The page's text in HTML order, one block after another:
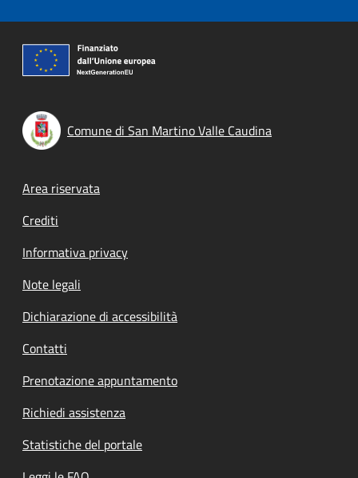
Comune di San Martino Valle Caudina
Footer menu
Area riservata
Crediti
Informativa privacy
Note legali
Dichiarazione di accessibilità
Contatti
Prenotazione appuntamento
Richiedi assistenza
Statistiche del portale